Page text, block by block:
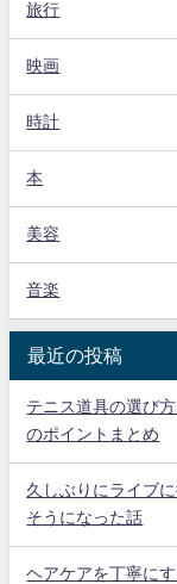
旅行
映画
時計
本
美容
音楽
最近の投稿
テニス道具の選び
のポイントまとめ
久しぶりにライブ
そうになった話
ヘアケアを丁寧に